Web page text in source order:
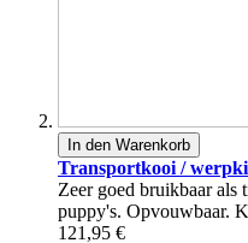
In den Warenkorb
Transportkooi /
Zeer goed bruikbaar
puppy's. Opvouwbaar.
121,95 €